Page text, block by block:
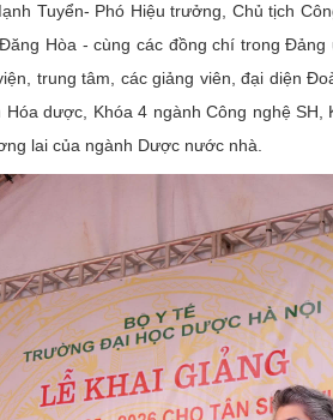
Tuyển- Phó Hiệu trưởng, Chủ tịch
Hòa - cùng các đồng chí trong
trung tâm, các giảng viên, đại diện
dược, Khóa 4 ngành Công nghệ
lai của ngành Dược nước nhà.